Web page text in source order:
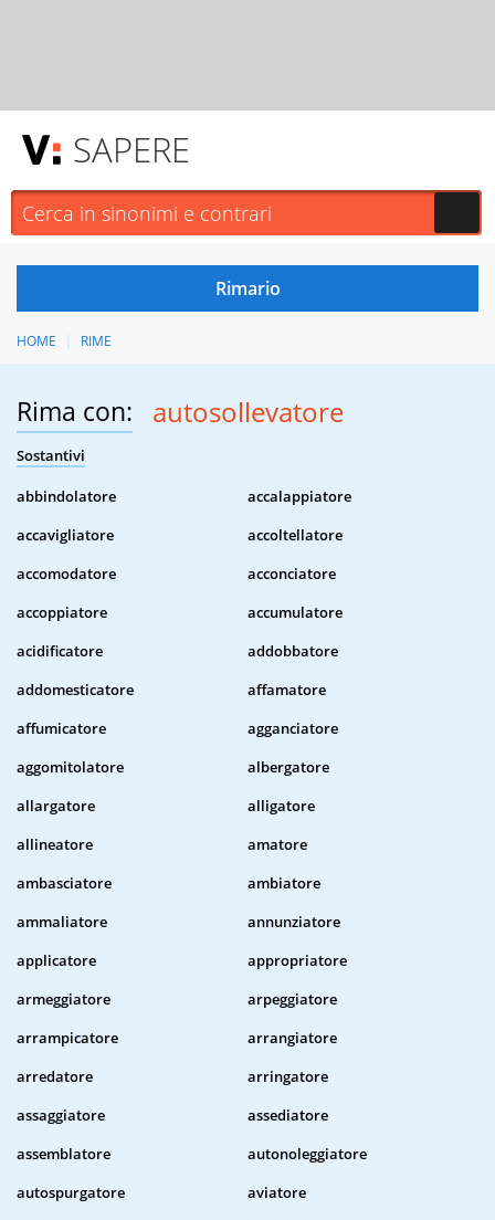
SAPERE
HOME RIME
Rima con: autosollevatore
Sostantivi
abbindolatore
accalappiatore
accavigliatore
accoltellatore
accomodatore
acconciatore
accoppiatore
accumulatore
acidificatore
addobbatore
addomesticatore
affamatore
affumicatore
agganciatore
aggomitolatore
albergatore
allargatore
alligatore
allineatore
amatore
ambasciatore
ambiatore
ammaliatore
annunziatore
applicatore
appropriatore
armeggiatore
arpeggiatore
arrampicatore
arrangiatore
arredatore
arringatore
assaggiatore
assediatore
assemblatore
autonoleggiatore
autospurgatore
aviatore